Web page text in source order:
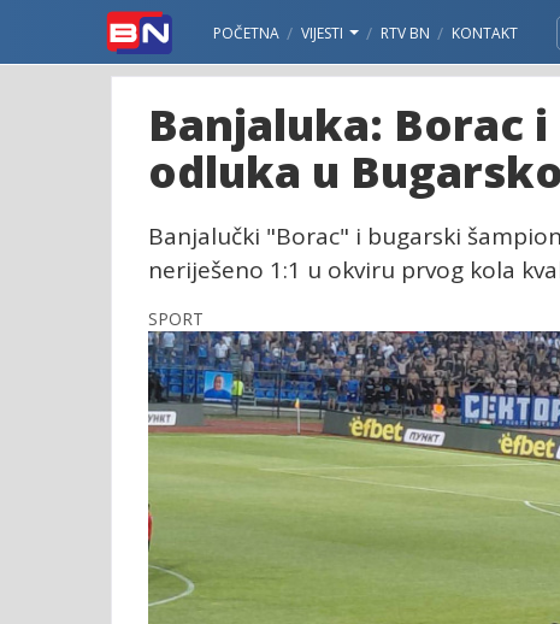
POČETNA VIJESTI RTV BN KONTAKT
Banjaluka: Borac
odluka u
Banjalučki "Borac" i bugarski
neriješeno 1:1 u okviru prvog kola
SPORT